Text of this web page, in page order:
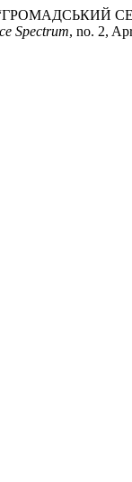
Spectrum, no. 2,